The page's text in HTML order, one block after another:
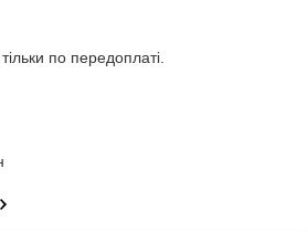
по передоплаті.